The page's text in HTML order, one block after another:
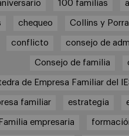
100 familias
chequeo Collins y
conflicto consejo de
Consejo de familia
de Empresa Familiar del
familiar estrategia
Familia empresaria